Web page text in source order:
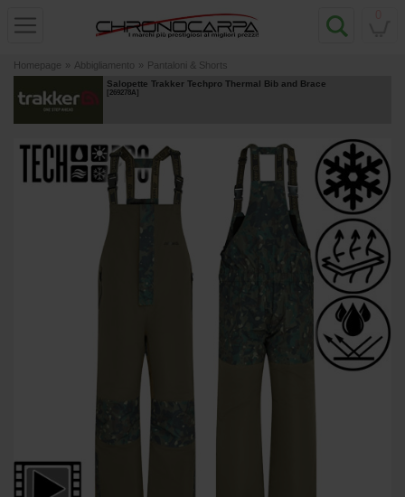
Homepage » Abbigliamento » Pantaloni & Shorts
Salopette Trakker Techpro Thermal Bib and Brace
[269278A]